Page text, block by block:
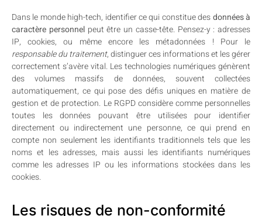
Dans le monde high-tech, identifier ce qui constitue desdonnées à
caractère personnelpeut être un casse-tête. Pensez-y : adresses
IP, cookies, ou même encore les métadonnées ! Pour le
responsable du traitement, distinguer ces informations et les gérer
correctement s’avère vital. Les technologies numériques génèrent
des volumes massifs de données, souvent collectées
automatiquement, ce qui pose des défis uniques en matière de
gestion et de protection. Le RGPD considère comme personnelles
toutes les données pouvant être utilisées pour identifier
directement ou indirectement une personne, ce qui prend en
compte non seulement les identifiants traditionnels tels que les
noms et les adresses, mais aussi les identifiants numériques
comme les adresses IP ou les informations stockées dans les
cookies.
Les risques de non-conformité